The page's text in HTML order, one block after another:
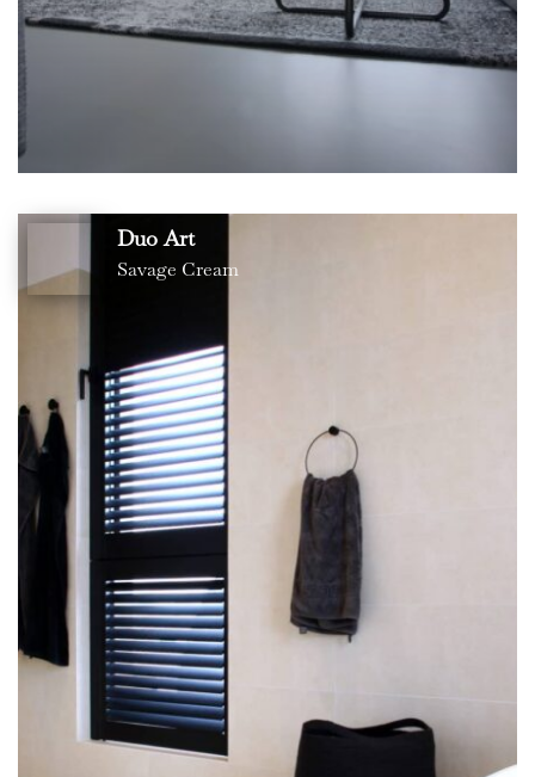
Duo Art
Savage Cream